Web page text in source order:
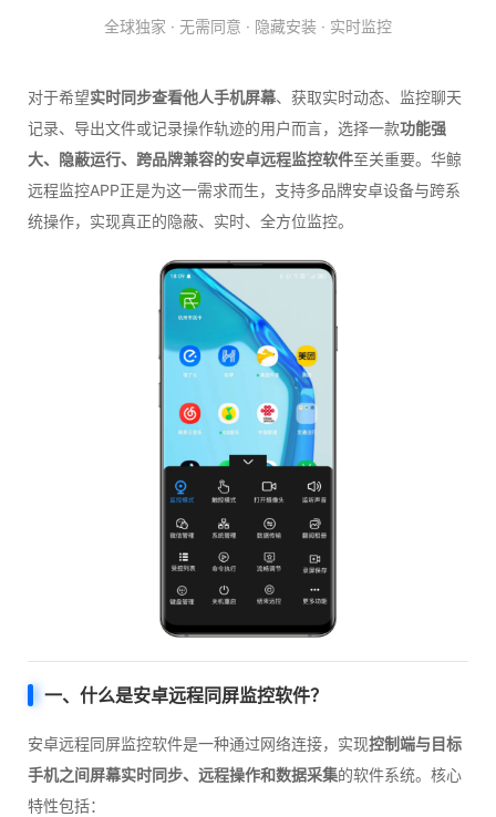
全球独家 · 无需同意 · 隐藏安装 · 实时监控
对于希望实时同步查看他人手机屏幕、获取实时动态、监控聊天
记录、导出文件或记录操作轨迹的用户而言，选择一款功能强
大、隐蔽运行、跨品牌兼容的安卓远程监控软件至关重要。华鲸
远程监控APP正是为这一需求而生，支持多品牌安卓设备与跨系
统操作，实现真正的隐蔽、实时、全方位监控。
一、什么是安卓远程同屏监控软件？
安卓远程同屏监控软件是一种通过网络连接，实现控制端与目标
手机之间屏幕实时同步、远程操作和数据采集的软件系统。核心
特性包括：